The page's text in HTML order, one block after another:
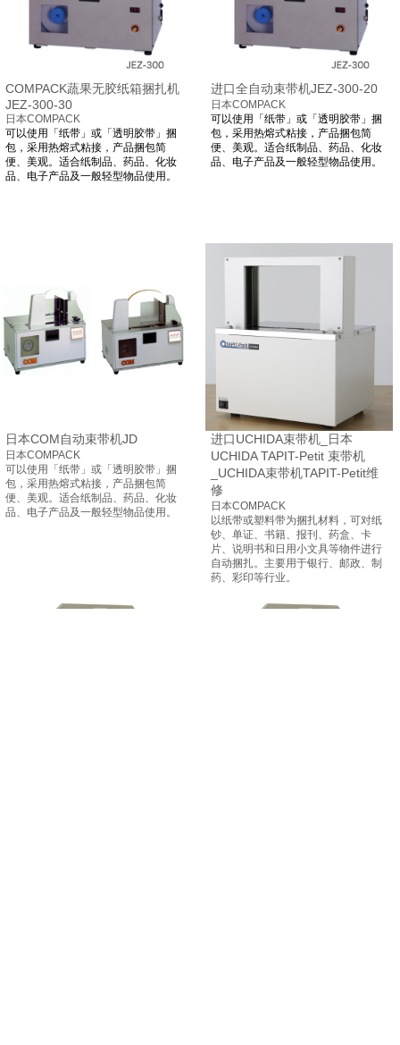
COMPACK蔬果无胶纸箱捆扎机
JEZ-300-30
日本COMPACK
可以使用「纸带」或「透明胶带」捆
包，采用热熔式粘接，产品捆包简
便、美观。适合纸制品、药品、化妆
品、电子产品及一般轻型物品使用。
进口全自动束带机JEZ-300-20
日本COMPACK
可以使用「纸带」或「透明胶带」捆
包，采用热熔式粘接，产品捆包简
便、美观。适合纸制品、药品、化妆
品、电子产品及一般轻型物品使用。
日本COM自动束带机JD
日本COMPACK
可以使用「纸带」或「透明胶带」捆
包，采用热熔式粘接，产品捆包简
便、美观。适合纸制品、药品、化妆
品、电子产品及一般轻型物品使用。
进口UCHIDA束带机_日本
UCHIDA TAPIT-Petit 束带机
_UCHIDA束带机TAPIT-Petit维
修
日本COMPACK
以纸带或塑料带为捆扎材料，可对纸
钞、单证、书籍、报刊、药盒、卡
片、说明书和日用小文具等物件进行
自动捆扎。主要用于银行、邮政、制
药、彩印等行业。